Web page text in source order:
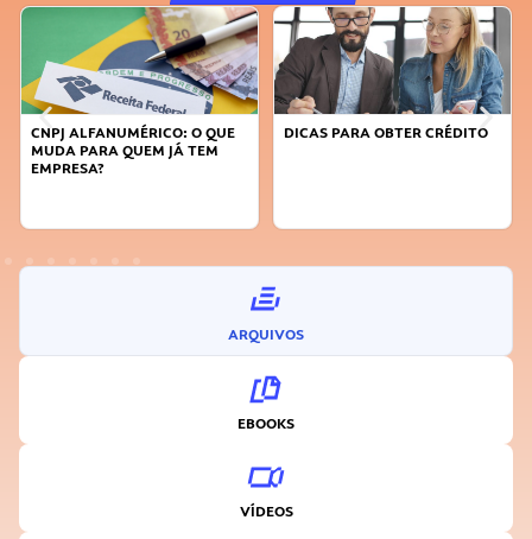
DICAS PARA OBTER CRÉDITO
FAÇA A DIFERENÇA: SEJA
ARQUIVOS
EBOOKS
VÍDEOS